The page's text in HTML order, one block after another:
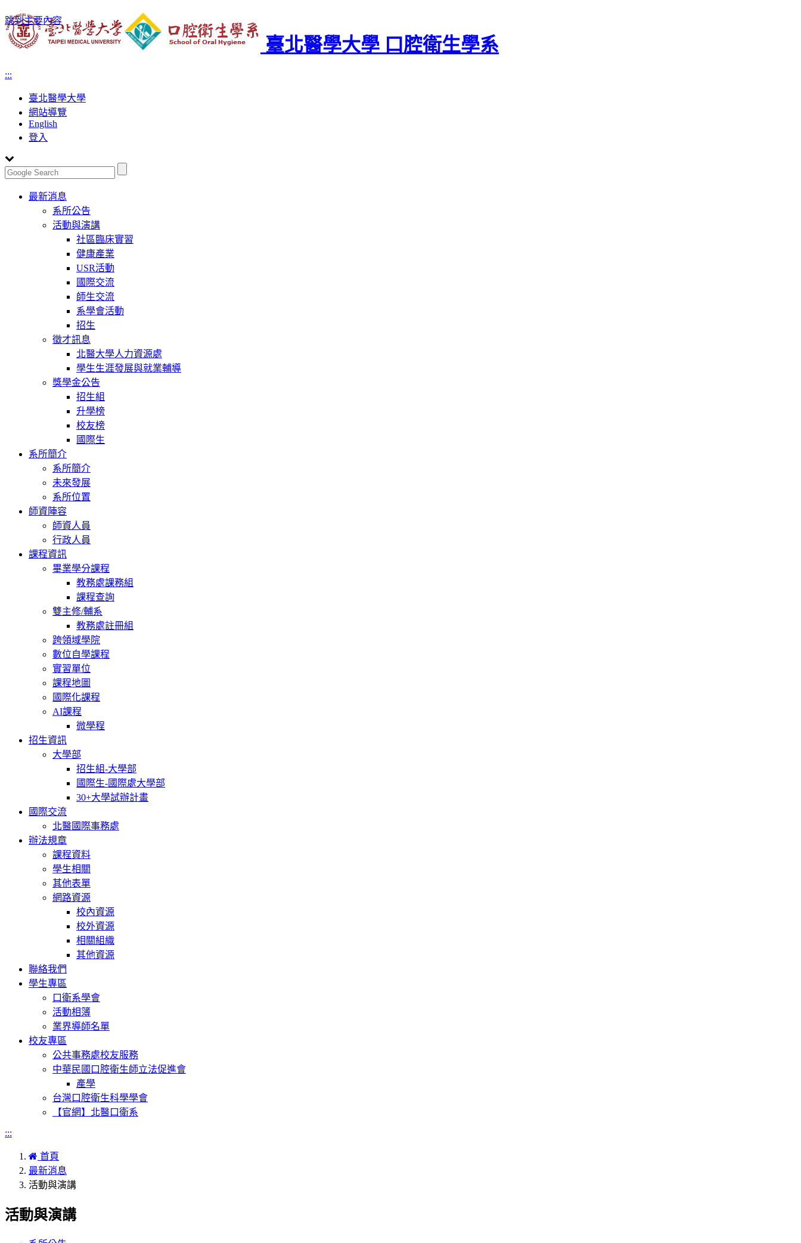
跳到主要內容
臺北醫學大學 口腔衛生學系
:::
臺北醫學大學
網站導覽
English
登入
Toggle
navigation
最新消息
系所公告
活動與演講
社區臨床實習
健康產業
USR活動
國際交流
師生交流
系學會活動
招生
徵才訊息
北醫大學人力資源處
學生生涯發展與就業輔導
獎學金公告
招生組
升學榜
校友榜
國際生
系所簡介
系所簡介
未來發展
系所位置
師資陣容
師資人員
行政人員
課程資訊
畢業學分課程
教務處課務組
課程查詢
雙主修/輔系
教務處註冊組
跨領域學院
數位自學課程
實習單位
課程地圖
國際化課程
AI課程
微學程
招生資訊
大學部
招生組-大學部
國際生-國際處大學部
30+大學試辦計畫
國際交流
北醫國際事務處
辦法規章
課程資料
學生相關
其他表單
網路資源
校內資源
校外資源
相關組織
其他資源
聯絡我們
學生專區
口衛系學會
活動相簿
業界導師名單
校友專區
公共事務處校友服務
中華民國口腔衛生師立法促進會
產學
台灣口腔衛生科學學會
【官網】北醫口衛系
:::
首頁
最新消息
活動與演講
活動與演講